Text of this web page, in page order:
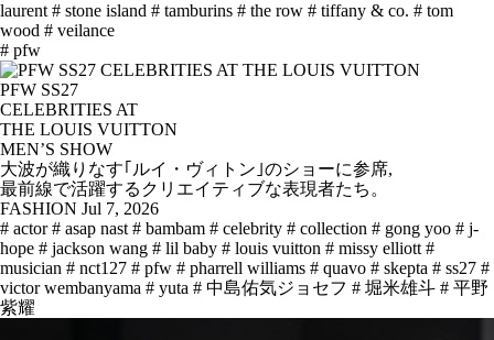
laurent # stone island # tamburins # the row # tiffany & co. # tom
wood # veilance
# pfw
PFW SS27
CELEBRITIES AT
THE LOUIS VUITTON
MEN’S SHOW
大波が織りなす｢ルイ・ヴィトン｣のショーに参席,
最前線で活躍するクリエイティブな表現者たち。
FASHION Jul 7, 2026
# actor # asap nast # bambam # celebrity # collection # gong yoo # j-
hope # jackson wang # lil baby # louis vuitton # missy elliott #
musician # nct127 # pfw # pharrell williams # quavo # skepta # ss27 #
victor wembanyama # yuta # 中島佑気ジョセフ # 堀米雄斗 # 平野
紫耀